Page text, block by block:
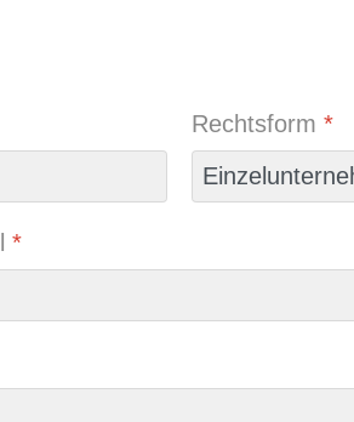
Rechtsform*
*